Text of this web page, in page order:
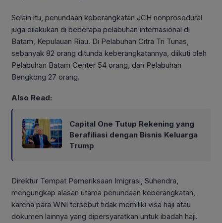
Selain itu, penundaan keberangkatan JCH nonprosedural
juga dilakukan di beberapa pelabuhan internasional di
Batam, Kepulauan Riau. Di Pelabuhan Citra Tri Tunas,
sebanyak 82 orang ditunda keberangkatannya, diikuti oleh
Pelabuhan Batam Center 54 orang, dan Pelabuhan
Bengkong 27 orang.
Also Read:
Capital One Tutup Rekening yang
Berafiliasi dengan Bisnis Keluarga
Trump
Direktur Tempat Pemeriksaan Imigrasi, Suhendra,
mengungkap alasan utama penundaan keberangkatan,
karena para WNI tersebut tidak memiliki visa haji atau
dokumen lainnya yang dipersyaratkan untuk ibadah haji.